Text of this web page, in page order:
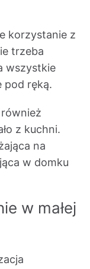
korzystanie z
trzeba
wszystkie
pod ręką.
z kuchni.
na
w domku
w małej